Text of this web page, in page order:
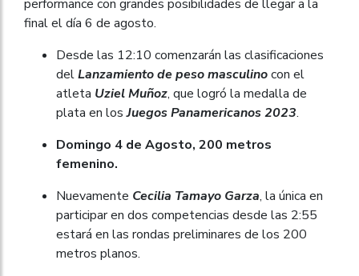
performance con grandes posibilidades de llegar a la
final el día 6 de agosto.
Desde las 12:10 comenzarán las clasificaciones
delLanzamiento de peso masculinocon el
atleta Uziel Muñoz, que logró la medalla de
plata en losJuegos Panamericanos 2023.
Domingo 4 de Agosto, 200 metros
femenino.
Nuevamente Cecilia Tamayo Garza, la única en
participar en dos competencias desde las 2:55
estará en las rondas preliminares de los 200
metros planos.